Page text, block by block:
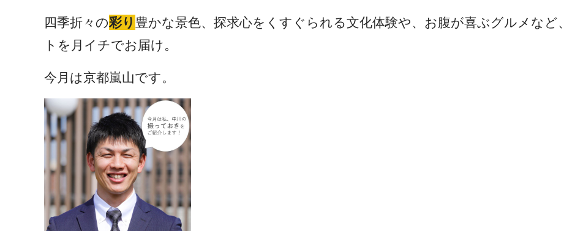
四季折々の彩り 豊かな景色、探求心をくすぐられる文化体験や、お腹が喜ぶグルメなど、
トを月イチでお届け。
今月は京都嵐山です。